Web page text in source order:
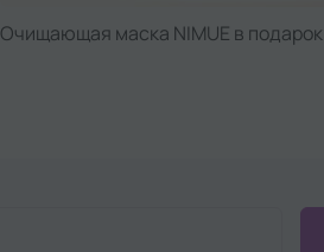
Очищающая маска NIMUE в подарок